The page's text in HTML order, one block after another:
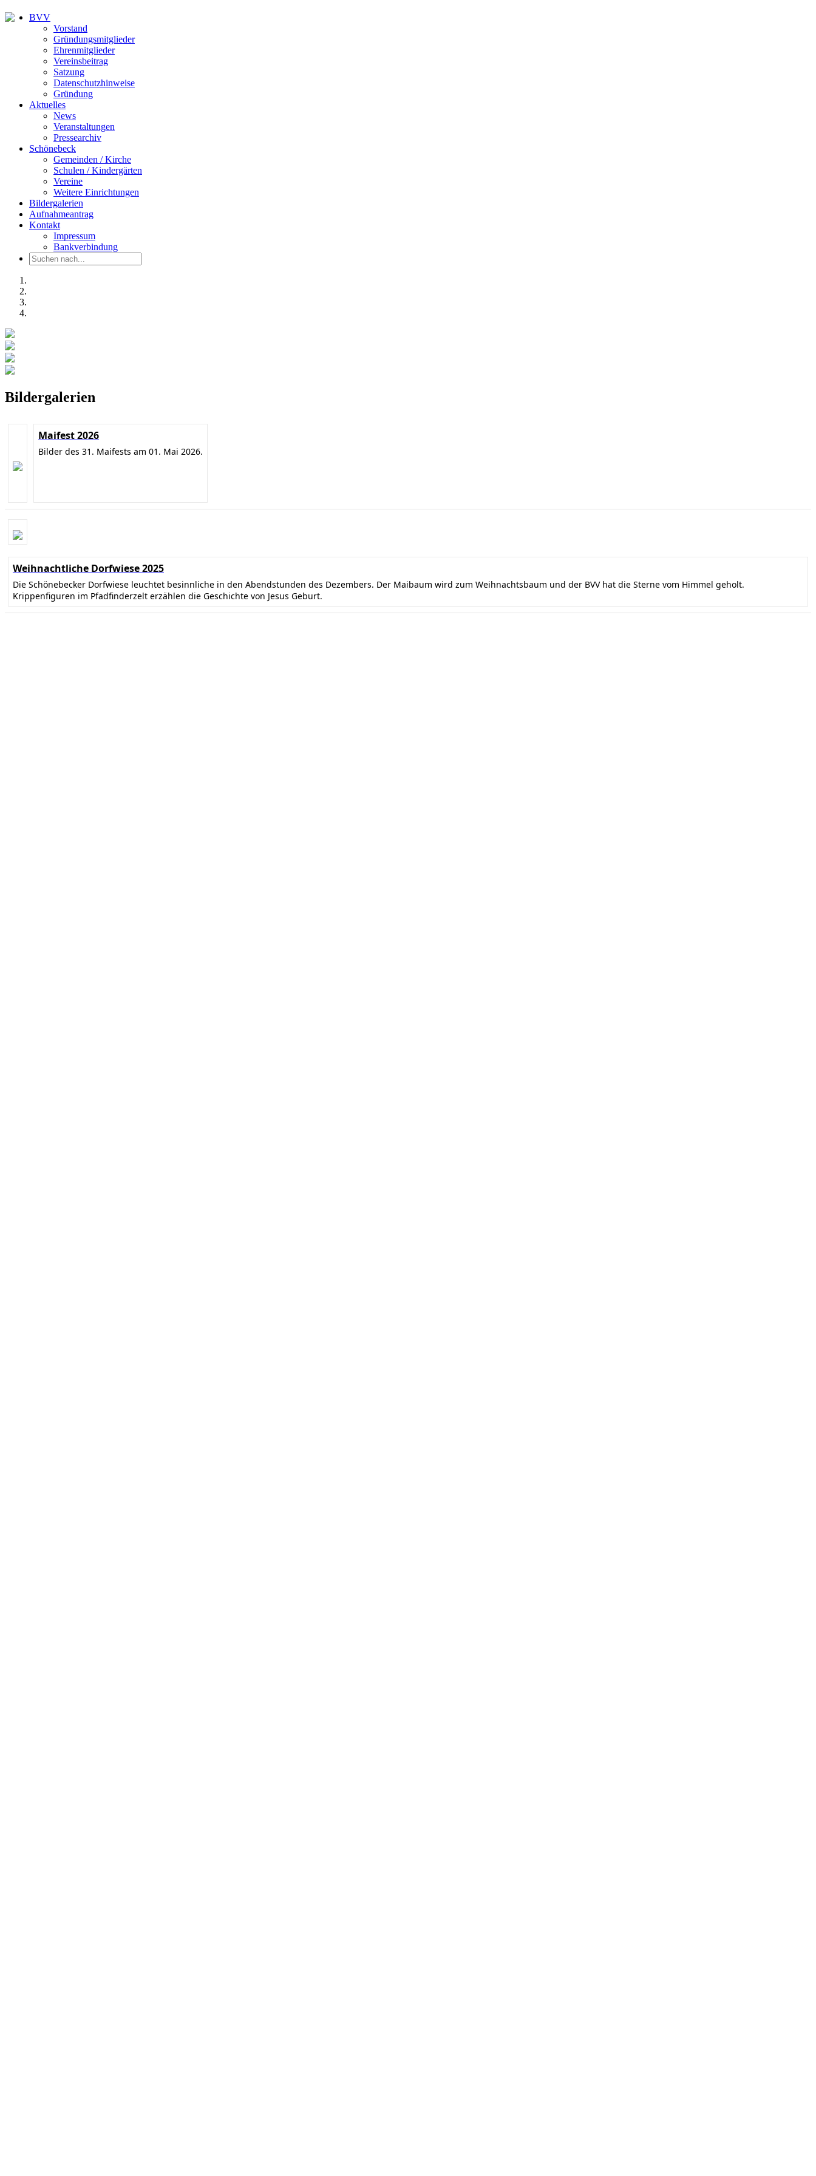
BVV
Vorstand
Gründungsmitglieder
Ehrenmitglieder
Vereinsbeitrag
Satzung
Datenschutzhinweise
Gründung
Aktuelles
News
Veranstaltungen
Pressearchiv
Schönebeck
Gemeinden / Kirche
Schulen / Kindergärten
Vereine
Weitere Einrichtungen
Bildergalerien
Aufnahmeantrag
Kontakt
Impressum
Bankverbindung
Bildergalerien
Maifest 2026
Bilder des 31. Maifests am 01. Mai 2026.
Weihnachtliche Dorfwiese 2025
Die Schönebecker Dorfwiese leuchtet besinnliche in den Abendstunden des Dezembers. Der Maibaum wird zum Weihnachtsbaum und der BVV hat die Sterne vom Himmel geholt.
Krippenfiguren im Pfadfinderzelt erzählen die Geschichte von Jesus Geburt.